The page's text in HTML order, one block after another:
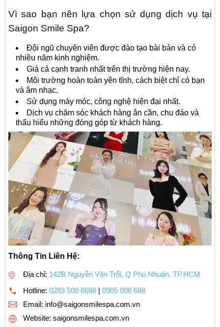
Vì sao bạn nên lựa chọn sử dụng dịch vụ tại
Saigon Smile Spa?
Đội ngũ chuyên viên được đào tạo bài bản và có
nhiều năm kinh nghiệm.
Giá cả cạnh tranh nhất trên thị trường hiện nay.
Môi trường hoàn toàn yên tĩnh, cách biệt chỉ có bạn
và âm nhạc.
Sử dụng máy móc, công nghệ hiện đại nhất.
Dịch vụ chăm sóc khách hàng ân cần, chu đáo và
thấu hiểu những đóng góp từ khách hàng.
Thông Tin Liên Hệ:
Địa chỉ: 142B Nguyễn Văn Trỗi, Q Phú Nhuận, TP.HCM
Hotline: 0283 500 6688
0905 006 688
Email: info@saigonsmilespa.com.vn
Website: saigonsmilespa.com.vn